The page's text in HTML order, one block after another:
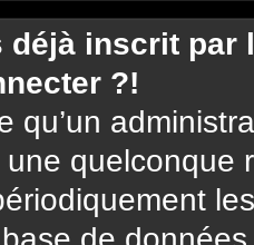
déjà inscrit
?!
qu’un
quelconque